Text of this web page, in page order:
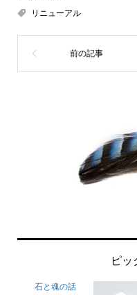
リニューアル
ピッ
石と魂の話